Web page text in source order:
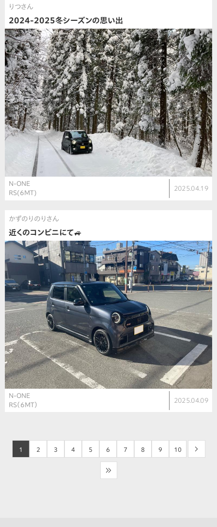
りつさん
2024-2025冬シーズンの思い出
N-ONE
RS(6MT)
2025.04.19
かずのりのりさん
近くのコンビニにて🚙
N-ONE
RS（6MT）
2025.04.09
1 2 3 4 5 6 7 8 9 10 >
>>